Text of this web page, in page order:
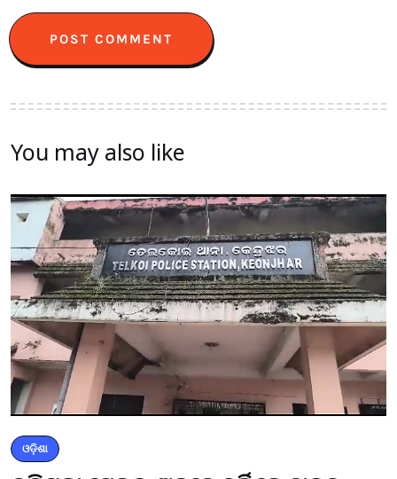
You may also like
ଓଡ଼ିଶା